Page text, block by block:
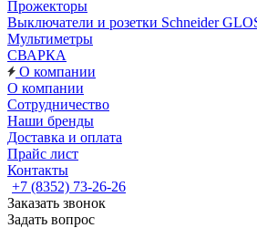
Прожекторы
Выключатели и розетки Schneider
Мультиметры
СВАРКА
О компании
О компании
Сотрудничество
Наши бренды
Доставка и оплата
Прайс лист
Контакты
+7 (8352) 73-26-26
Заказать звонок
Задать вопрос